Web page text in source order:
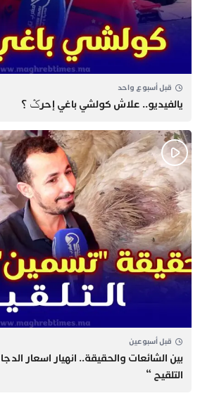
قبل أسبوع واحد
يالفيديو.. علاش كولشي باغي إحرݣ ؟
قبل أسبوعين
بين الشائعات والحقيقة.. انهيار اسعار
التلقيح “